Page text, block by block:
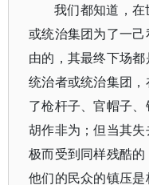
我们都知道，
或统治集团为了一
由的，其最终下场
统治者或统治集团
了枪杆子、官帽子、
胡作非为；但当其
极而受到同样残酷
他们的民众的镇压